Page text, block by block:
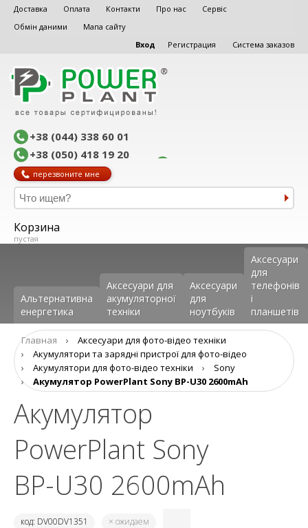
Доставка Оплата Контакти Про нас
Сервіс
Обмін даними
Мапа сайту
Вход
Регистрация Система заказов
+38 (044) 338 60 01
+38 (050) 418 19 20
перезвоните мне
Корзина
пустая
Альтернативна
енергетика
Аксесуари для
акумуляторної
техніки
Аксесуари
для
ноутбуків
Аксеcуари
для
телефонів
і
планшетів
Главная ›
Аксесуари для фото-відео техніки
›
Aкумулятори та зарядні пристрої для фото-відео
›
Акумулятори для фото-відео техніки ›
Sony
›
Акумулятор PowerPlant Sony BP-U30 2600mAh
Акумулятор
PowerPlant Sony
BP-U30 2600mAh
код: DV00DV1351 × ожидаем